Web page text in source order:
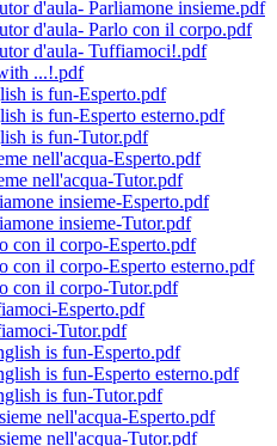
d'aula- Parliamone insieme.pdf
d'aula- Parlo con il corpo.pdf
d'aula- Tuffiamoci!.pdf
...!.pdf
is fun-Esperto.pdf
is fun-Esperto esterno.pdf
is fun-Tutor.pdf
nell'acqua-Esperto.pdf
nell'acqua-Tutor.pdf
insieme-Esperto.pdf
insieme-Tutor.pdf
con il corpo-Esperto.pdf
con il corpo-Esperto esterno.pdf
con il corpo-Tutor.pdf
Esperto.pdf
Tutor.pdf
is fun-Esperto.pdf
is fun-Esperto esterno.pdf
is fun-Tutor.pdf
nell'acqua-Esperto.pdf
nell'acqua-Tutor.pdf